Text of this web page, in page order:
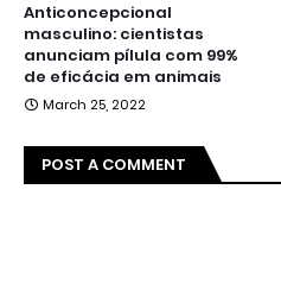
Anticoncepcional
masculino: cientistas
anunciam pílula com 99%
de eficácia em animais
March 25, 2022
POST A COMMENT